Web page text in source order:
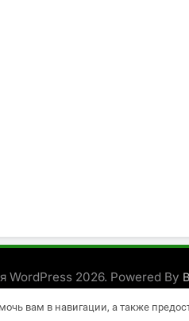
WordPress 2026. Powered By
вам в навигации, а также